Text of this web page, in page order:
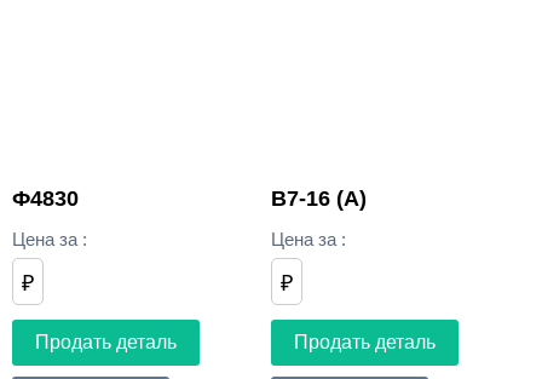
Ф4830
Цена за :
₽
Продать деталь
В7-16 (А)
Цена за :
₽
Продать деталь